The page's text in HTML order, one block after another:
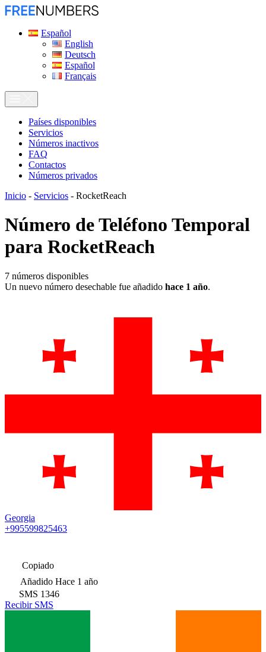
Español
English
Deutsch
Español
Français
Países disponibles
Servicios
Números inactivos
FAQ
Contactos
Números privados
Inicio - Servicios - RocketReach
Número de Teléfono Temporal
para RocketReach
7 números disponibles
Un nuevo número desechable fue añadido hace 1 año.
Georgia
+995599825463
Copiado
Añadido Hace 1 año
SMS 1346
Recibir SMS